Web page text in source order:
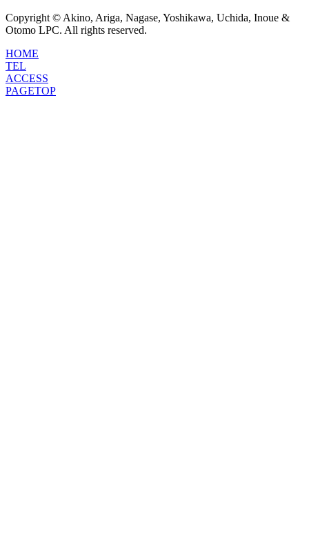
Copyright © Akino, Ariga, Nagase, Yoshikawa, Uchida, Inoue &
Otomo LPC. All rights reserved.
HOME
TEL
ACCESS
PAGETOP